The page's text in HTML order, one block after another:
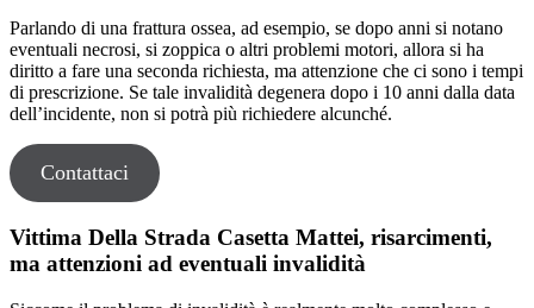
Parlando di una frattura ossea, ad esempio, se dopo anni si notano
eventuali necrosi, si zoppica o altri problemi motori, allora si ha
diritto a fare una seconda richiesta, ma attenzione che ci sono i tempi
di prescrizione. Se tale invalidità degenera dopo i 10 anni dalla data
dell’incidente, non si potrà più richiedere alcunché.
Contattaci
Vittima Della Strada Casetta Mattei, risarcimenti,
ma attenzioni ad eventuali invalidità